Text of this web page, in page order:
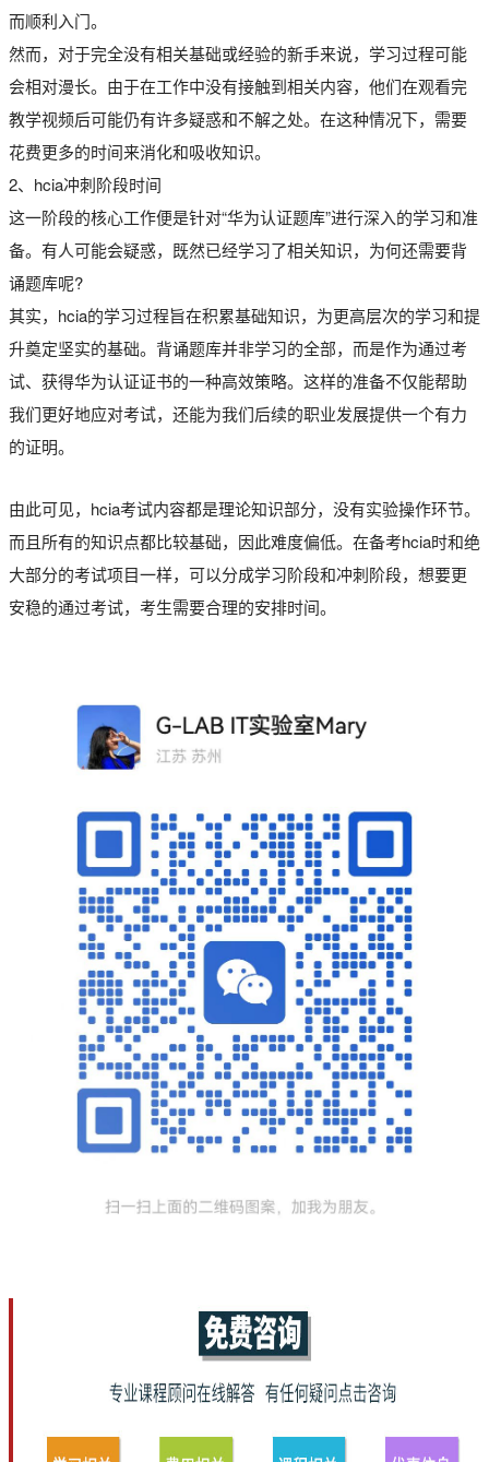
而顺利入门。
然而，对于完全没有相关基础或经验的新手来说，学习过程可能
会相对漫长。由于在工作中没有接触到相关内容，他们在观看完
教学视频后可能仍有许多疑惑和不解之处。在这种情况下，需要
花费更多的时间来消化和吸收知识。
2、hcia冲刺阶段时间
这一阶段的核心工作便是针对“华为认证题库”进行深入的学习和准
备。有人可能会疑惑，既然已经学习了相关知识，为何还需要背
诵题库呢?
其实，hcia的学习过程旨在积累基础知识，为更高层次的学习和提
升奠定坚实的基础。背诵题库并非学习的全部，而是作为通过考
试、获得华为认证证书的一种高效策略。这样的准备不仅能帮助
我们更好地应对考试，还能为我们后续的职业发展提供一个有力
的证明。
由此可见，hcia考试内容都是理论知识部分，没有实验操作环节。
而且所有的知识点都比较基础，因此难度偏低。在备考hcia时和绝
大部分的考试项目一样，可以分成学习阶段和冲刺阶段，想要更
安稳的通过考试，考生需要合理的安排时间。